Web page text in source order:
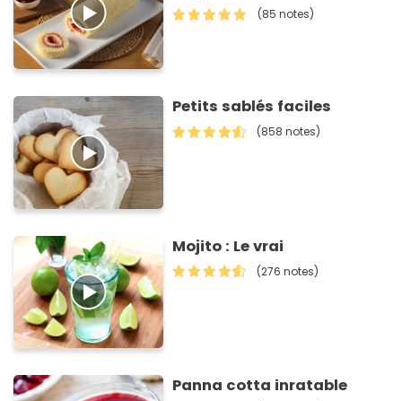
(85 notes)
Petits sablés faciles
(858 notes)
Mojito : Le vrai
(276 notes)
Panna cotta inratable